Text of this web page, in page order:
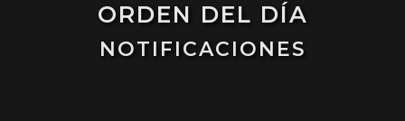
ORDEN DEL DÍA
NOTIFICACIONES